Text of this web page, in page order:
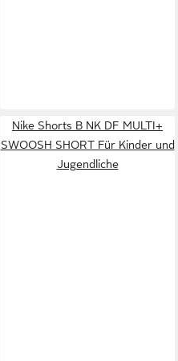
Nike Shorts B NK DF MULTI+
SWOOSH SHORT Für Kinder und
Jugendliche